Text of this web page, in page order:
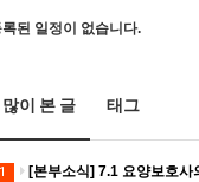
록된 일정이 없습니다.
많이 본 글 태그
1 [본부소식] 7.1 요양보호사